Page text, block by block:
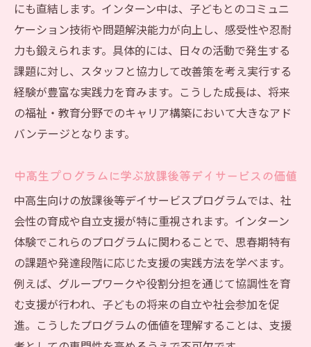
放課後等デイサービスでの指導体制と資格
取得のコツ
放課後等デイサービス現場で学ぶ資格取得
の実践例
働きやすさや離職率を知るインターンの視点
放課後等デイサービスの現場で働きやすさ
インターンから見える放課後等デイサービ
スの離職率事情
業務負担やデメリットを放課後等デイサー
ビスで実感
放課後等デイサービスの職場環境をインタ
ーンで確認
働き続けられるかどうか放課後等デイサー
ビスで判断
にも直結します。インターン中は、子どもとのコミュニ
ケーション技術や問題解決能力が向上し、感受性や忍耐
力も鍛えられます。具体的には、日々の活動で発生する
課題に対し、スタッフと協力して改善策を考え実行する
経験が豊富な実践力を育みます。こうした成長は、将来
の福祉・教育分野でのキャリア構築において大きなアド
バンテージとなります。
中高生プログラムに学ぶ放課後等デイサービスの価値
中高生向けの放課後等デイサービスプログラムでは、社
会性の育成や自立支援が特に重視されます。インターン
体験でこれらのプログラムに関わることで、思春期特有
の課題や発達段階に応じた支援の実践方法を学べます。
例えば、グループワークや役割分担を通じて協調性を育
む支援が行われ、子どもの将来の自立や社会参加を促
進。こうしたプログラムの価値を理解することは、支援